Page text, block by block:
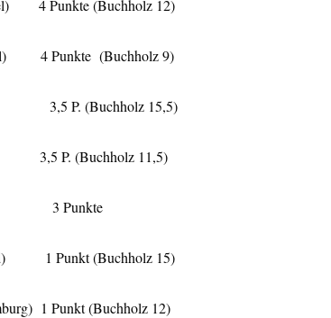
4 Punkte (Buchholz 12)
4 Punkte (Buchholz 9)
P. (Buchholz 15,5)
3,5 P. (Buchholz 11,5)
3 Punkte
1 Punkt (Buchholz 15)
1 Punkt (Buchholz 12)